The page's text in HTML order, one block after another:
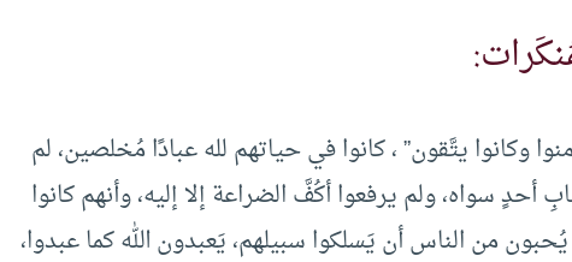
وكانوا يتَّقون” ، كانوا في حياتهم لله عبادًا مُخلصين، لم
أحدٍ سواه، ولم يرفعوا أكُفَّ الضراعة إلا إليه، وأنهم كانوا
من الناس أن يَسلكوا سبيلهم، يَعبدون الله كما عبدوا،